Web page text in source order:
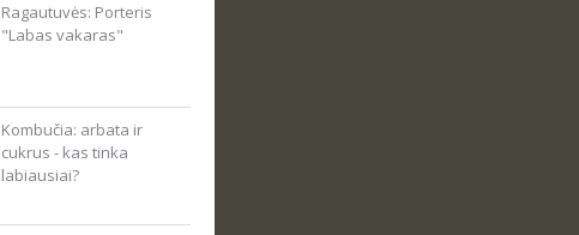
Ragautuvės: Porteris
"Labas vakaras"
Kombučia: arbata ir
cukrus - kas tinka
labiausiai?